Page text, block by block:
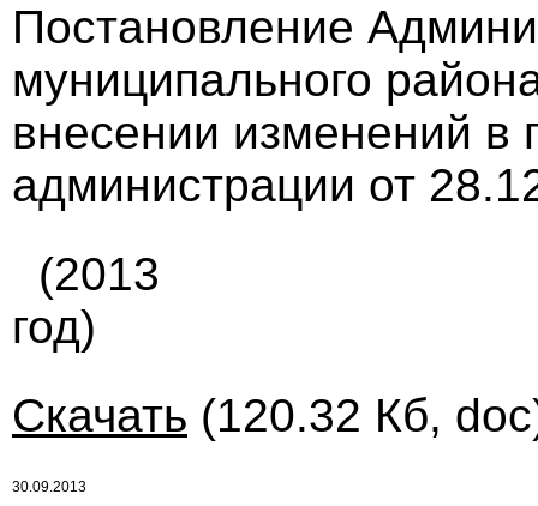
Постановление
муниципального
внесении изменений в
администрации от
(2013
год)
Скачать (120.32 Кб,
30.09.2013